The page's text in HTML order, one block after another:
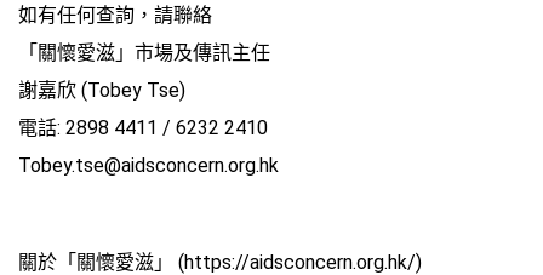
如有任何查詢，請聯絡
「關懷愛滋」市場及傳訊主任
謝嘉欣 (Tobey Tse)
電話: 2898 4411 / 6232 2410
Tobey.tse@aidsconcern.org.hk
關於「關懷愛滋」 (https://aidsconcern.org.hk/)